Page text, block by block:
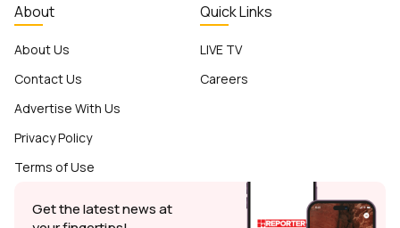
About
About Us
Contact Us
Advertise With Us
Privacy Policy
Terms of Use
Quick Links
LIVE TV
Careers
Get the latest news at